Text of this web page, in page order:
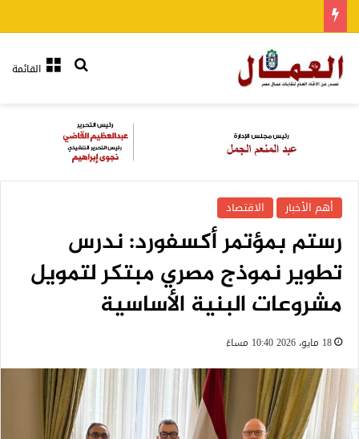
القائمةبحث عن
أهم الأخبار الاقتصاد
رستم بمؤتمر أكسفورد: ندرس
تطوير نموذج مصري مبتكر لتمويل
مشروعات البنية الأساسية
18 مايو، 2026 10:40 مساءً